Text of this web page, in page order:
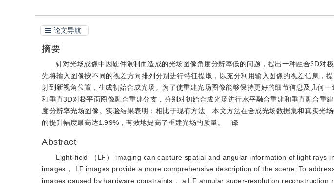
论文导航
摘要
针对光场成像中因硬件限制而造成的光场图像角度分辨率低的问题，提出一种融合3D对
先将输入图像按不同的视差方向排列分别进行特征提取，以充分利用输入图像的视差信息，
射到新视角位置，生成初始合成光场。为了使重建光场图像能够保持更好的细节信息及几何
和垂直3D对极平面图像融合重建分支，分别对初始合成光场进行水平融合重建和垂直融合重
度分辨率光场图像。实验结果表明：相比于现有方法，本文方法在合成光场数据集和真实光
的提升幅度最高达1.99%，有效地提高了重建光场的质量。
译
Abstract
Light-field （LF） imaging can capture spatial and angular information of light rays
images， LF images provide a more comprehensive description of the scene. To
images caused by hardware constraints， a LF angular super-resolution reconstruction